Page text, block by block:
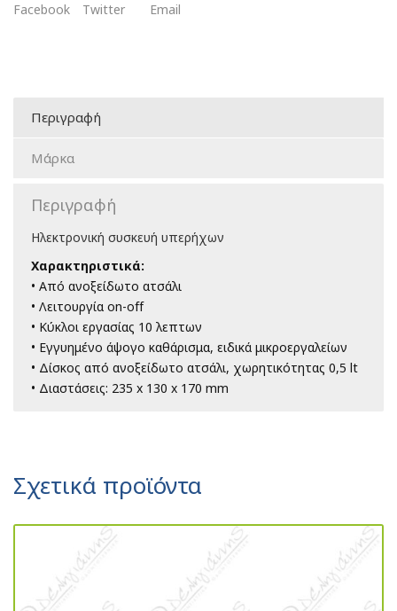
Facebook Twitter Email
Περιγραφή
Μάρκα
Περιγραφή
Ηλεκτρονική συσκευή υπερήχων
Χαρακτηριστικά:
• Από ανοξείδωτο ατσάλι
• Λειτουργία on-off
• Κύκλοι εργασίας 10 λεπτων
• Εγγυημένο άψογο καθάρισμα, ειδικά μικροεργαλείων
• Δίσκος από ανοξείδωτο ατσάλι, χωρητικότητας 0,5 lt
• Διαστάσεις: 235 x 130 x 170 mm
Σχετικά προϊόντα